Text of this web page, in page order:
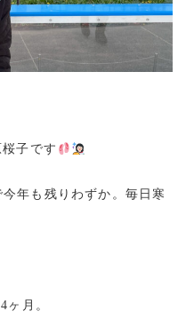
子です
年も残りわずか。毎日寒
ヶ月。